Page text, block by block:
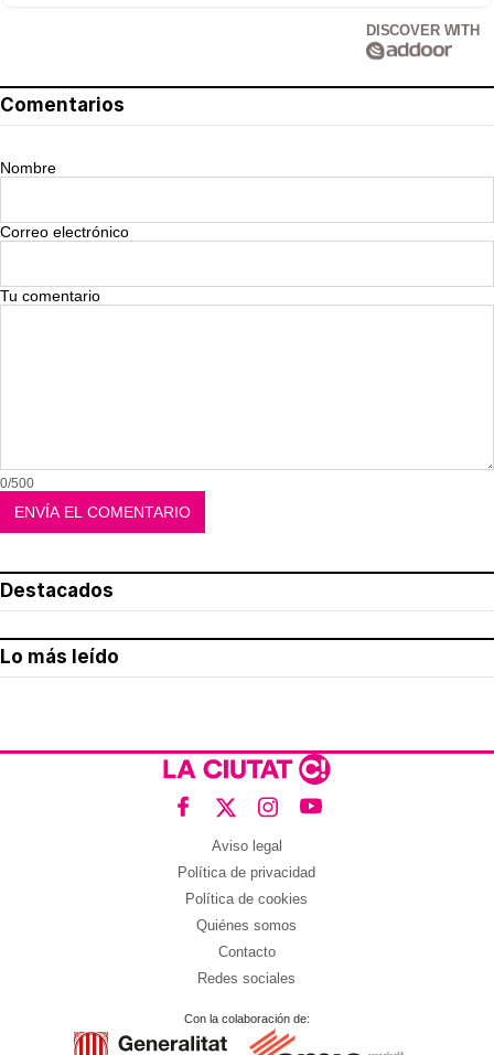
DISCOVER WITH
Comentarios
Nombre
Correo electrónico
Tu comentario
0/500
Destacados
Lo más leído
Aviso legal
Política de privacidad
Política de cookies
Quiénes somos
Contacto
Redes sociales
Con la colaboración de: